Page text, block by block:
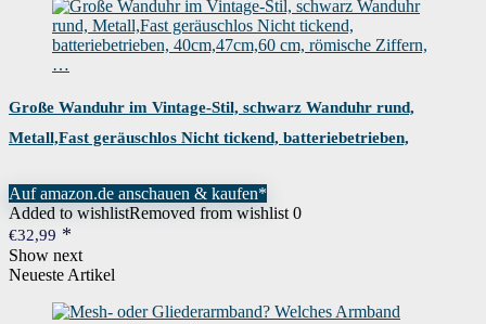
Große Wanduhr im Vintage-Stil, schwarz Wanduhr rund,
Metall,Fast geräuschlos Nicht tickend, batteriebetrieben,
Auf amazon.de anschauen & kaufen*
Added to wishlistRemoved from wishlist 0
€32,99
Show next
Neueste Artikel